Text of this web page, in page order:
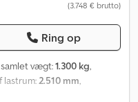
(3.748 € brutto)
Ring op
samlet vægt:1.300 kg,
lastrum:2.510 mm,